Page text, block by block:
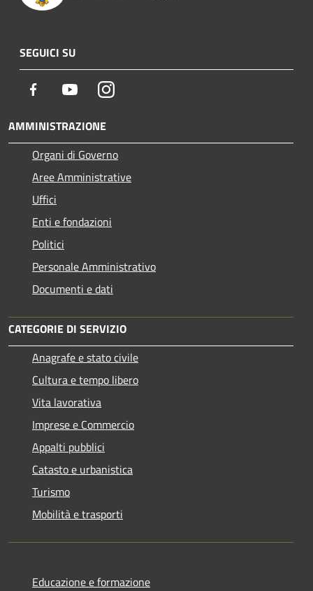
SEGUICI SU
Facebook YoutubeInstagram
AMMINISTRAZIONE
Organi di Governo
Aree Amministrative
Uffici
Enti e fondazioni
Politici
Personale Amministrativo
Documenti e dati
CATEGORIE DI SERVIZIO
Anagrafe e stato civile
Cultura e tempo libero
Vita lavorativa
Imprese e Commercio
Appalti pubblici
Catasto e urbanistica
Turismo
Mobilità e trasporti
Educazione e formazione